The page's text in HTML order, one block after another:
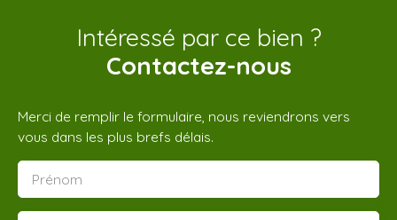
Intéressé par ce bien ?
Contactez-nous
Merci de remplir le formulaire, nous reviendrons vers
vous dans les plus brefs délais.
Prénom